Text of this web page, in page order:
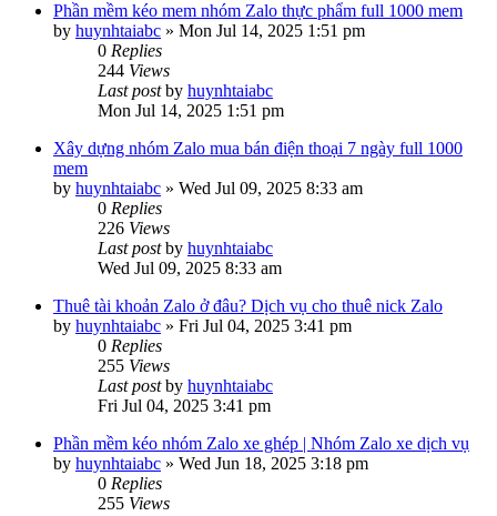
Phần mềm kéo mem nhóm Zalo thực phẩm full 1000 mem
by huynhtaiabc » Mon Jul 14, 2025 1:51 pm
0 Replies
244 Views
Last postby huynhtaiabc
Mon Jul 14, 2025 1:51 pm
Xây dựng nhóm Zalo mua bán điện thoại 7 ngày full 1000
mem
by huynhtaiabc » Wed Jul 09, 2025 8:33 am
0 Replies
226 Views
Last postby huynhtaiabc
Wed Jul 09, 2025 8:33 am
Thuê tài khoản Zalo ở đâu? Dịch vụ cho thuê nick Zalo
by huynhtaiabc » Fri Jul 04, 2025 3:41 pm
0 Replies
255 Views
Last postby huynhtaiabc
Fri Jul 04, 2025 3:41 pm
Phần mềm kéo nhóm Zalo xe ghép | Nhóm Zalo xe dịch vụ
by huynhtaiabc » Wed Jun 18, 2025 3:18 pm
0 Replies
255 Views